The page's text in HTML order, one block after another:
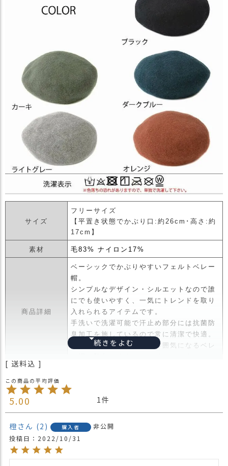
サイズ
フリーサイズ
【平置き状態でかぶり口:約26cm･高さ:約
17cm】
素材 毛83% ナイロン17%
商品詳細
ベーシックでかぶりやすいフェルトベレー
帽。
シンプルなデザイン・シルエットなので誰
にでも使いやすく、一気にトレンドを取り
入れられるアイテムです。
手洗いで洗濯可能で汗止め部分には抗菌防
臭加工を施しているので常に清潔で快適。
かぶり方次第でいろんな雰囲気になるベレ
る場合がございますのでお気を付け下さ
ます。ご不安な事などございましたらお気
軽にお問い合わせ下さい。
他の人気ベレー帽はこちら
送料込
5.00 1
橙 2 購入者
非公開
投稿日
2022/10/31